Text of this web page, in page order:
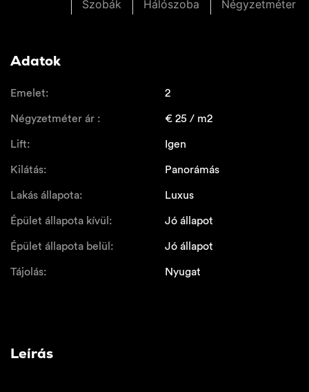
Szobák Hálószoba Négyzetméter
Adatok
Emelet: 2
Négyzetméter ár : € 25 / m2
Lift: Igen
Kilátás: Panorámás
Lakás állapota: Luxus
Épület állapota kívül: Jó állapot
Épület állapota belül: Jó állapot
Tájolás: Nyugat
Leírás